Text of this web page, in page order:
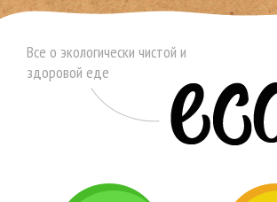
Все о экологически чистой и
здоровой еде